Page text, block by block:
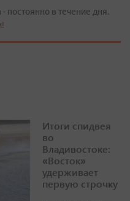
постоянно в течение дня.
Итоги спидвея
во
Владивостоке:
«Восток»
удерживает
первую строчку